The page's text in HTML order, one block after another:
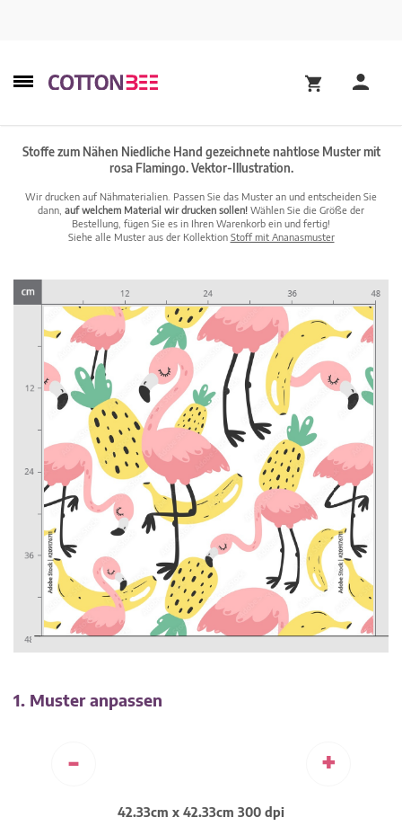
Stoffe zum Nähen Niedliche Hand gezeichnete nahtlose Muster mit
rosa Flamingo. Vektor-Illustration.
Wir drucken auf Nähmaterialien. Passen Sie das Muster an und entscheiden Sie
dann, auf welchem Material wir drucken sollen! Wählen Sie die Größe der
Bestellung, fügen Sie es in Ihren Warenkorb ein und fertig!
Siehe alle Muster aus der Kollektion Stoff mit Ananasmuster
1. Muster anpassen
- +
42.33cm x 42.33cm 300 dpi